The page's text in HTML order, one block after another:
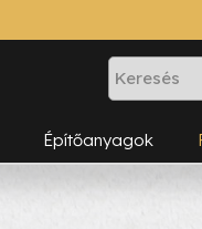
Építőanyagok